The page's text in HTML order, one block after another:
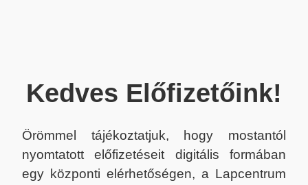
Kedves Előfizetőink!
Örömmel tájékoztatjuk, hogy mostantól
nyomtatott előfizetéseit digitális formában
egy központi elérhetőségen, a Lapcentrum